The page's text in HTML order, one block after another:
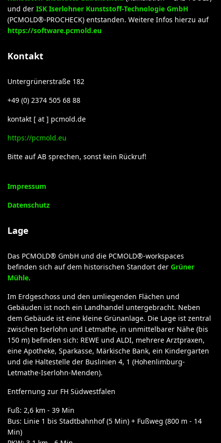
und der ISK Iserlohner Kunststoff-Technologie GmbH
(PCMOLD®-PROCHECK) entstanden. Weitere Infos hierzu auf
https://software.pcmold.eu
Kontakt
Untergrünerstraße 182
+49 (0) 2374 505 68 88
kontakt [ at ] pcmold.de
https://pcmold.eu
Bitte auf AB sprechen, sonst kein Rückruf!
Impressum
Datenschutz
Lage
Das PCMOLD® GmbH und die PCMOLD®-workspaces
befinden sich auf dem historischen Standort der Grüner
Mühle.
Im Erdgeschoss und den umliegenden Flächen und
Gebäuden ist noch ein Landhandel untergebracht. Neben
dem Gebäude ist eine kleine Grünanlage. Die Lage ist zentral
zwischen Iserlohn und Letmathe, in unmittelbarer Nähe (bis
150 m) befinden sich: REWE und ALDI, mehrere Arztpraxen,
eine Apotheke, Sparkasse, Märkische Bank, ein Kindergarten
und die Haltestelle der Buslinien 4, 1 (Hohenlimburg-
Letmathe-Iserlohn-Menden).
Entfernung zur FH Südwestfalen
Fuß: 2,6 km - 39 Min
Bus: Linie 1 bis Stadtbahnhof (5 Min) + Fußweg (800 m - 14
Min)